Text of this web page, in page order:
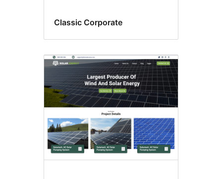
Classic Corporate